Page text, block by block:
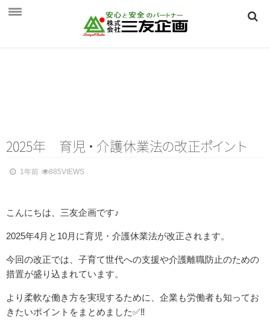
保険相談のご案内
個人向け ～生活を守る保険～
つくば保険相談見直し．ｃｏｍ
会社概要
会社概要
沿革
さんゆうはじめて物語
2025年 育児 ・ 介護休業法の改正ポイ ント
1年前 885VIEWS
こんにちは、三友企画です♪
2025年4月と10月に育児・介護休業法が改正されます。
​今回の改正では、子育て世代への支援や介護離職防止のための
措置が盛り込まれています。
​より柔軟な働き方を実現するために、企業も労働者も知ってお
きたいポイントをまとめました✅‼